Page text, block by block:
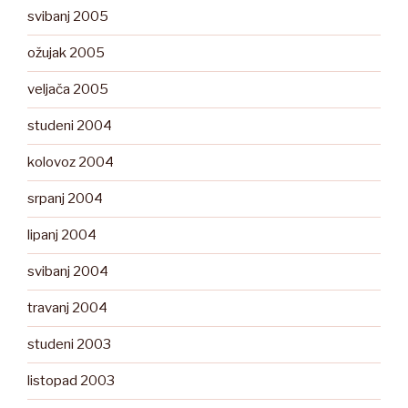
svibanj 2005
ožujak 2005
veljača 2005
studeni 2004
kolovoz 2004
srpanj 2004
lipanj 2004
svibanj 2004
travanj 2004
studeni 2003
listopad 2003